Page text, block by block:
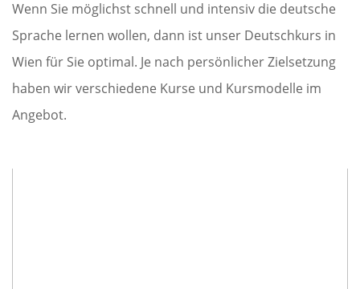
Wenn Sie möglichst schnell und intensiv die deutsche
Sprache lernen wollen, dann ist unser Deutschkurs in
Wien für Sie optimal. Je nach persönlicher Zielsetzung
haben wir verschiedene Kurse und Kursmodelle im
Angebot.